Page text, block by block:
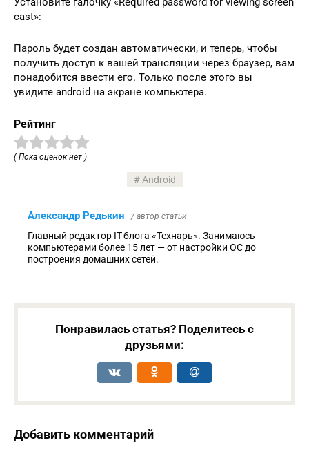
cast»:
Пароль будет создан автоматически, и теперь, чтобы
получить доступ к вашей трансляции через браузер, вам
понадобится ввести его. Только после этого вы
увидите android на экране компьютера.
Рейтинг
( Пока оценок нет )
Android
Александр Редькин / автор статьи
Главный редактор IT-блога «Технарь». Занимаюсь
компьютерами более 15 лет — от настройки ОС до
построения домашних сетей.
Понравилась статья? Поделитесь с
друзьями:
Добавить комментарий